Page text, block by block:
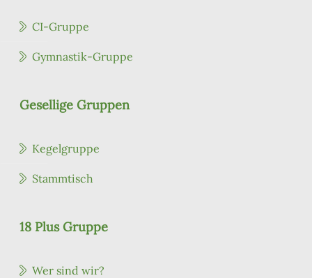
CI-Gruppe
Gymnastik-Gruppe
Gesellige Gruppen
Kegelgruppe
Stammtisch
18 Plus Gruppe
Wer sind wir?